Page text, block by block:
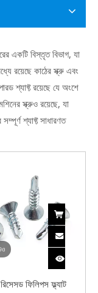
একটি বিস্তৃত বিভাগ, যা
রয়েছে কাঠের স্ক্রু এবং
শ্যাফ্ট রয়েছে যে অংশে
স্ক্রুও রয়েছে, যা
শ্যাফ্ট সাধারণত
ফিলিপস ফ্ল্যাট